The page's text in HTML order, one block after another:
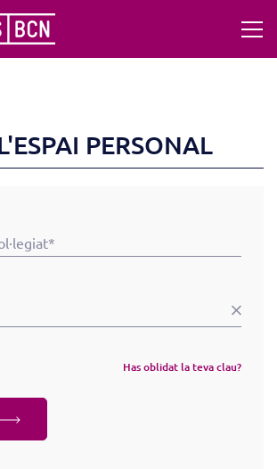
PERSONAL
Has oblidat la teva clau?